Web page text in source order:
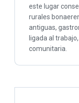
este lugar
rurales
antiguas,
ligada al
comunitaria.